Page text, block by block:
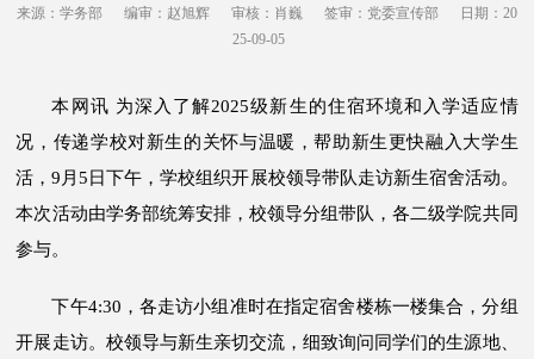
来源：学务部 编审：赵旭辉 审核：肖巍 签审：党委宣传部
日期：20
25-09-05
本网讯 为深入了解2025级新生的住宿环境和入学适应情
况，传递学校对新生的关怀与温暖，帮助新生更快融入大学生
活，9月5日下午，学校组织开展校领导带队走访新生宿舍活动。
本次活动由学务部统筹安排，校领导分组带队，各二级学院共同
参与。
下午4:30，各走访小组准时在指定宿舍楼栋一楼集合，分组
开展走访。校领导与新生亲切交流，细致询问同学们的生源地、